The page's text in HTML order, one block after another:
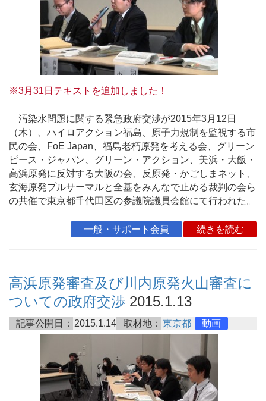
※3月31日テキストを追加しました！
汚染水問題に関する緊急政府交渉が2015年3月12日
（木）、ハイロアクション福島、原子力規制を監視する市
民の会、FoE Japan、福島老朽原発を考える会、グリーン
ピース・ジャパン、グリーン・アクション、美浜・大飯・
高浜原発に反対する大阪の会、反原発・かごしまネット、
玄海原発プルサーマルと全基をみんなで止める裁判の会ら
の共催で東京都千代田区の参議院議員会館にて行われた。
一般・サポート会員 続きを読む
高浜原発審査及び川内原発火山審査に
ついての政府交渉 2015.1.13
記事公開日： 2015.1.14 取材地： 東京都 動画